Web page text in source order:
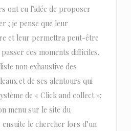
ont eu l’idée de proposer
; je pense que leur
et leur permettra peut-être
ces moments difficiles.
non exhaustive des
et de ses alentours qui
de « Click and collect »:
menu sur le site du
le chercher lors d’un